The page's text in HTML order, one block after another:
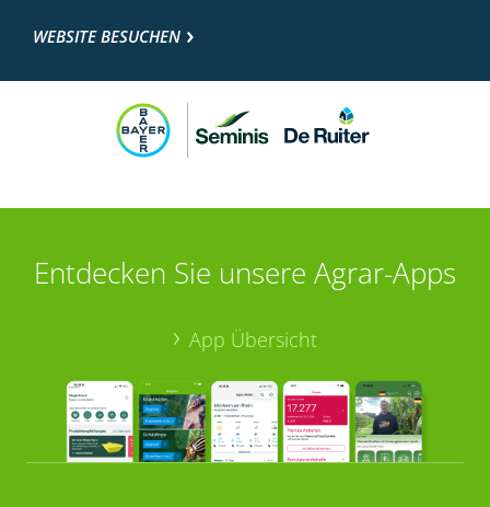
WEBSITE BESUCHEN
Entdecken Sie unsere Agrar-Apps
App Übersicht